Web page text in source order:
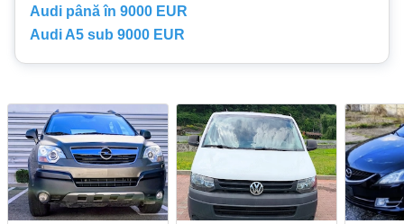
Audi până în 9000 EUR
Audi A5 sub 9000 EUR